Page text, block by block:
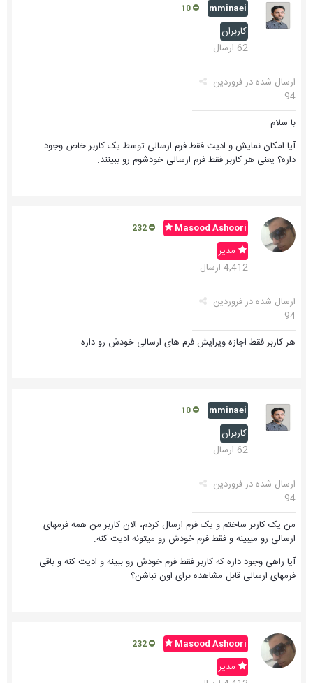
mminaei
کاربران
62 ارسال
ارسال شده درفروردین
94
با سلام
آیا امکان نمایش و ادیت فقط فرم ارسالی توسط یک کاربر خاص وجود
داره؟ یعنی هر کاربر فقط فرم ارسالی خودشوم رو ببینند.
Masood Ashoori
مدیر
4,412 ارسال
ارسال شده درفروردین
94
هر کاربر فقط اجازه ویرایش فرم های ارسالی خودش رو داره .
mminaei
کاربران
62 ارسال
ارسال شده درفروردین
94
من یک کاربر ساختم و یک فرم ارسال کردم، الان کاربر من همه فرمهای
ارسالی رو میبینه و فقط فرم خودش رو میتونه ادیت کنه.
آیا راهی وجود داره که کاربر فقط فرم خودش رو ببینه و ادیت کنه و باقی
فرمهای ارسالی قابل مشاهده برای اون نباشن؟
Masood Ashoori
مدیر